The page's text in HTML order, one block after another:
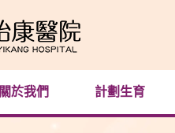
關於我們 計劃生育